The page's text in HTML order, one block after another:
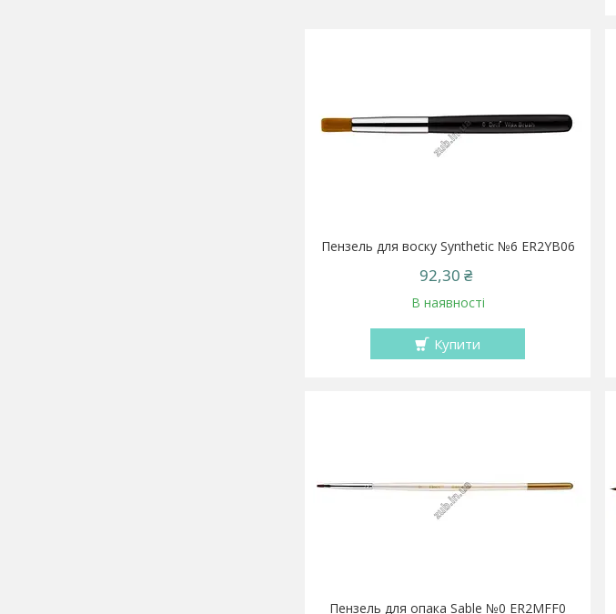
Пензель для воску Synthetic №6 ER2YB06
92,30 ₴
В наявності
Купити
Пензель для опака Sable №0 ER2MFF0